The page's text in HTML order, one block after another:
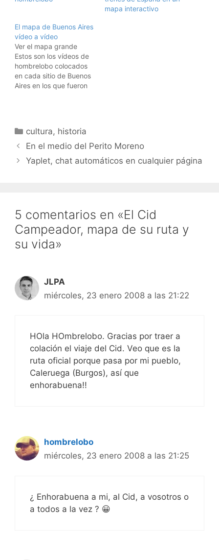
mapa interactivo
El mapa de Buenos Aires
vídeo a vídeo
Ver el mapa grande
Estos son los vídeos de
hombrelobo colocados
en cada sitio de Buenos
Aires en los que fueron
mapa. Acabo de incluir
20 de ellos en los mapas
ya…
Categorías
cultura, historia
En el medio del Perito Moreno
Yaplet, chat automáticos en cualquier página
5 comentarios en «El Cid
Campeador, mapa de su ruta y
su vida»
JLPA
miércoles, 23 enero 2008 a las 21:22
HOla HOmbrelobo. Gracias por traer a
colación el viaje del Cid. Veo que es la
ruta oficial porque pasa por mi pueblo,
Caleruega (Burgos), así que
enhorabuena!!
hombrelobo
miércoles, 23 enero 2008 a las 21:25
¿ Enhorabuena a mi, al Cid, a vosotros o
a todos a la vez ? 😀